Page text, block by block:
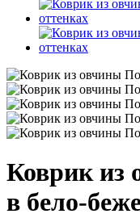
Коврик из
в бело-